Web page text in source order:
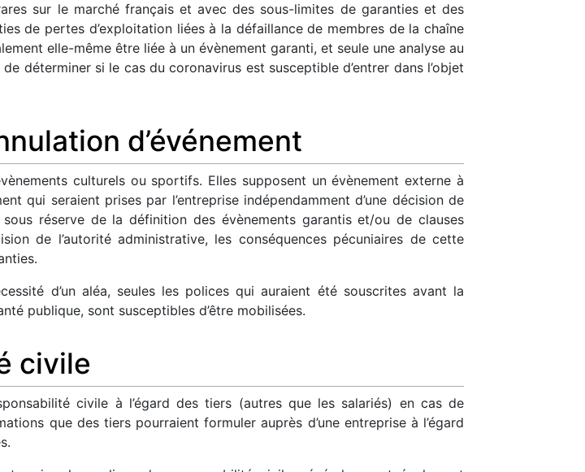
sur le marché français et avec des sous-limites de garanties et des
de pertes d’exploitation liées à la défaillance de membres de la chaîne
elle-même être liée à un évènement garanti, et seule une analyse au
déterminer si le cas du coronavirus est susceptible d’entrer dans l’objet
d’événement
culturels ou sportifs. Elles supposent un évènement externe à
qui seraient prises par l’entreprise indépendamment d’une décision de
réserve de la définition des évènements garantis et/ou de clauses
de l’autorité administrative, les conséquences pécuniaires de cette
d’un aléa, seules les polices qui auraient été souscrites avant la
publique, sont susceptibles d’être mobilisées.
civile
civile à l’égard des tiers (autres que les salariés) en cas de
que des tiers pourraient formuler auprès d’une entreprise à l’égard